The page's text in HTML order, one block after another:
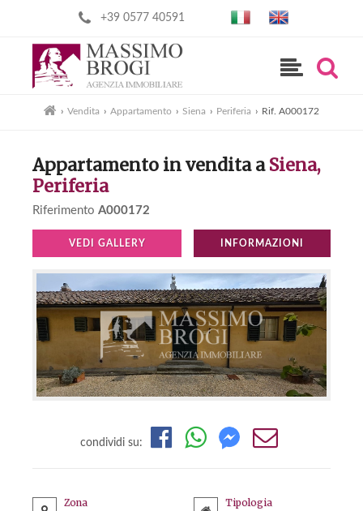
+39 0577 40591
› Vendita › Appartamento › Siena › Periferia › Rif. A000172
Appartamento in vendita aSiena,
Periferia
Riferimento A000172
VEDI GALLERY INFORMAZIONI
condividi su:
Zona Tipologia